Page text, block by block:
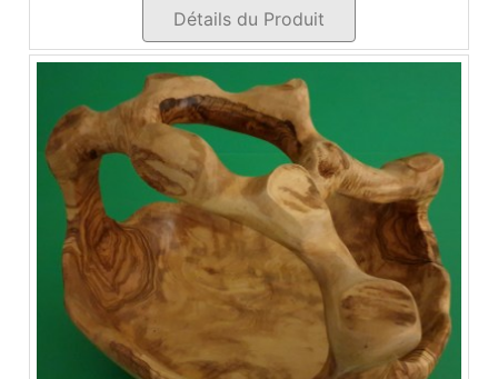
Détails du Produit